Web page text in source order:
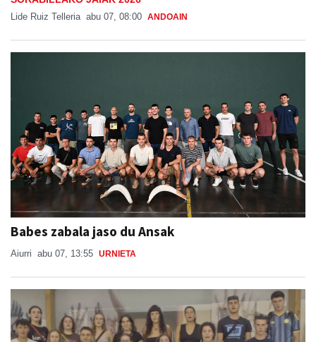
Lide Ruiz Telleria abu 07, 08:00 ANDOAIN
Babes zabala jaso du Ansak
Aiurri abu 07, 13:55 URNIETA